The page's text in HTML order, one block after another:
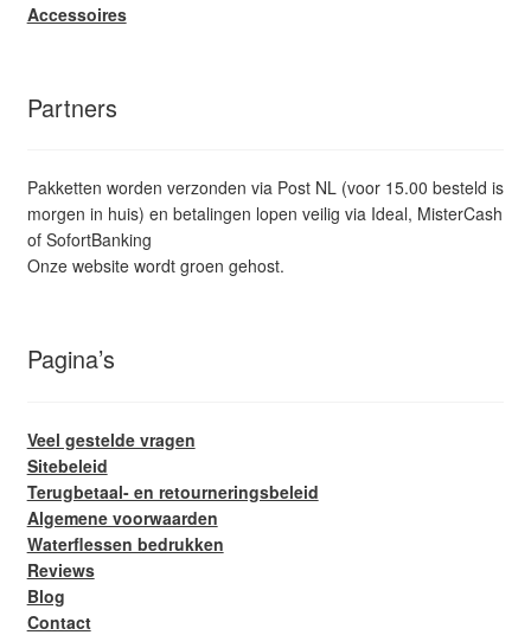
Accessoires
Partners
Pakketten worden verzonden via Post NL (voor 15.00 besteld is
morgen in huis) en betalingen lopen veilig via Ideal, MisterCash
of SofortBanking
Onze website wordt groen gehost.
Pagina’s
Veel gestelde vragen
Sitebeleid
Terugbetaal- en retourneringsbeleid
Algemene voorwaarden
Waterflessen bedrukken
Reviews
Blog
Contact